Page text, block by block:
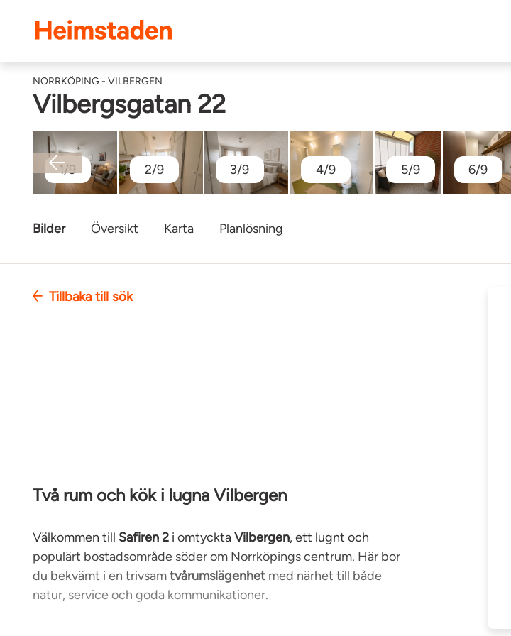
Heimstaden
NORRKÖPING - VILBERGEN
Vilbergsgatan 22
1/9 2/9 3/9 4/9 5/9 6/9
Bilder Översikt Karta Planlösning
Tillbaka till sök
Två rum och kök i lugna Vilbergen
Välkommen till Safiren 2i omtycktaVilbergen, ett lugnt och
populärt bostadsområde söder om Norrköpings centrum. Här bor
du bekvämt i en trivsamtvårumslägenhetmed närhet till både
natur, service och goda kommunikationer.